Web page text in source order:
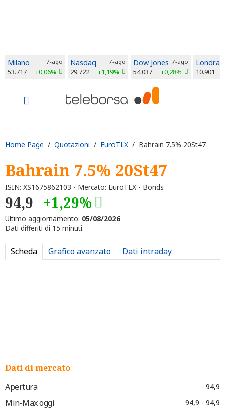
Milano 7-ago
53.717 +0,06%
Nasdaq 7-ago
29.722 +1,19%
Dow Jones 7-ago
54.037 +0,28%
Londra
10.901
Home Page / Quotazioni / EuroTLX / Bahrain 7.5% 20St47
Bahrain 7.5% 20St47
ISIN: XS1675862103 - Mercato: EuroTLX - Bonds
94,9 +1,29%
Ultimo aggiornamento: 05/08/2026
Dati differiti di 15 minuti.
Scheda Grafico avanzato Dati intraday
Dati di mercato
Apertura
94,9
Min-Max oggi 94,9 - 94,9